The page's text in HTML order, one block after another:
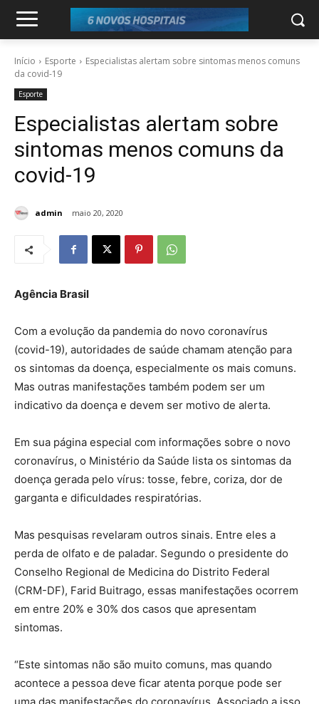
Início Esporte
Especialistas alertam sobre sintomas menos comuns
da covid-19
Esporte
Especialistas alertam sobre
sintomas menos comuns da
covid-19
admin maio 20, 2020
Agência Brasil
Com a evolução da pandemia do novo coronavírus
(covid-19), autoridades de saúde chamam atenção para
os sintomas da doença, especialmente os mais comuns.
Mas outras manifestações também podem ser um
indicativo da doença e devem ser motivo de alerta.
Em sua página especial com informações sobre o novo
coronavírus, o Ministério da Saúde lista os sintomas da
doença gerada pelo vírus: tosse, febre, coriza, dor de
garganta e dificuldades respiratórias.
Mas pesquisas revelaram outros sinais. Entre eles a
perda de olfato e de paladar. Segundo o presidente do
Conselho Regional de Medicina do Distrito Federal
(CRM-DF), Farid Buitrago, essas manifestações ocorrem
em entre 20% e 30% dos casos que apresentam
sintomas.
“Este sintomas não são muito comuns, mas quando
acontece a pessoa deve ficar atenta porque pode ser